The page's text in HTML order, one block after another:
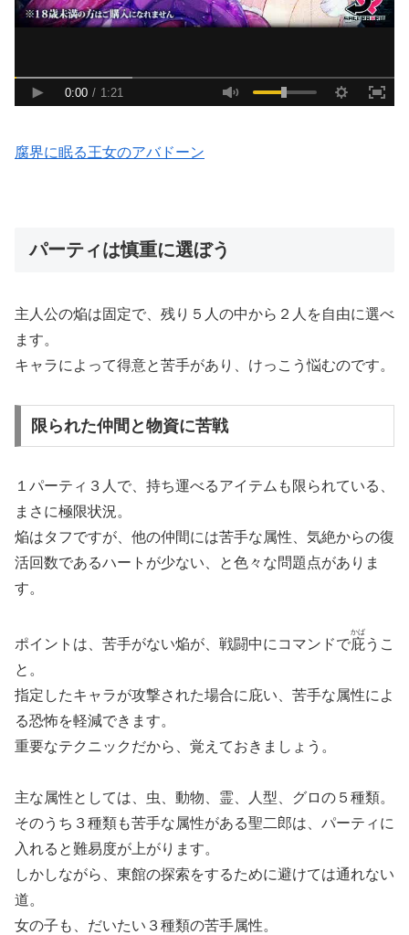
腐界に眠る王女のアバドーン
パーティは慎重に選ぼう
主人公の焔は固定で、残り５人の中から２人を自由に選べ
ます。
キャラによって得意と苦手があり、けっこう悩むのです。
限られた仲間と物資に苦戦
１パーティ３人で、持ち運べるアイテムも限られている、
まさに極限状況。
焔はタフですが、他の仲間には苦手な属性、気絶からの復
活回数であるハートが少ない、と色々な問題点がありま
す。
ポイントは、苦手がない焔が、戦闘中にコマンドで庇
かば
うこ
と。
指定したキャラが攻撃された場合に庇い、苦手な属性によ
る恐怖を軽減できます。
重要なテクニックだから、覚えておきましょう。
主な属性としては、虫、動物、霊、人型、グロの５種類。
そのうち３種類も苦手な属性がある聖二郎は、パーティに
入れると難易度が上がります。
しかしながら、東館の探索をするために避けては通れない
道。
女の子も、だいたい３種類の苦手属性。